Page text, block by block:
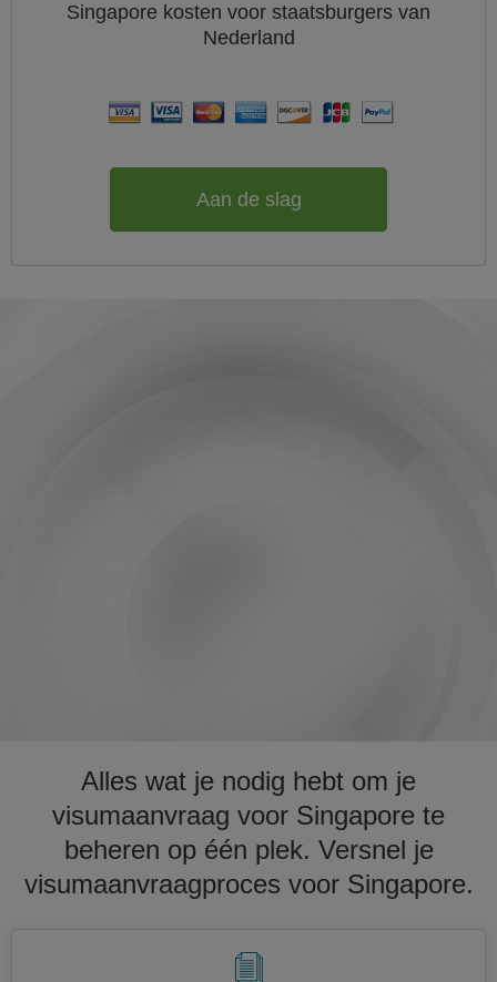
Singapore kosten voor staatsburgers van
Nederland
Aan de slag
Alles wat je nodig hebt om je
visumaanvraag voor Singapore te
beheren op één plek. Versnel je
visumaanvraagproces voor Singapore.